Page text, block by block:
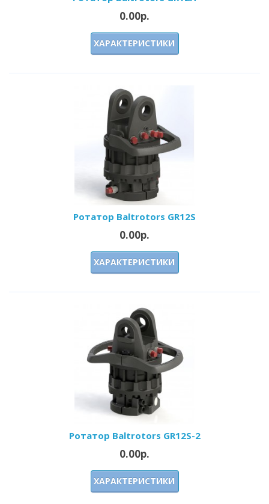
0.00р.
ХАРАКТЕРИСТИКИ
Ротатор Baltrotors GR12S
0.00р.
ХАРАКТЕРИСТИКИ
Ротатор Baltrotors GR12S-2
0.00р.
ХАРАКТЕРИСТИКИ